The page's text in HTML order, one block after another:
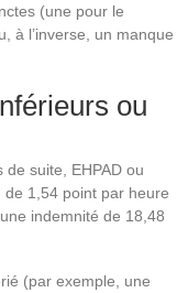
(une pour le
à l’inverse, un manque
ou
suite, EHPAD ou
de 1,54 point par heure
indemnité de 18,48
(par exemple, une